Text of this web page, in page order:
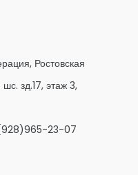
Ростовская
шс. зд.17, этаж 3,
23-07